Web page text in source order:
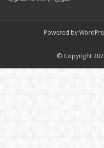
Powered by
© Copyright